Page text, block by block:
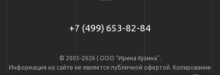
+7 (499) 653-82-84
© 2005-2026 | ООО "Ирина Кузина".
Информация на сайте не является публичной офертой. Копирование